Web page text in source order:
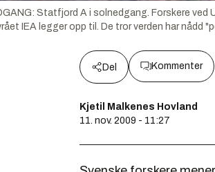
Statfjord A i solnedgang. Forskere ved
IEA legger opp til. De tror verden har nådd
Del Kommenter
Kjetil Malkenes Hovland
11. nov. 2009 - 11:27